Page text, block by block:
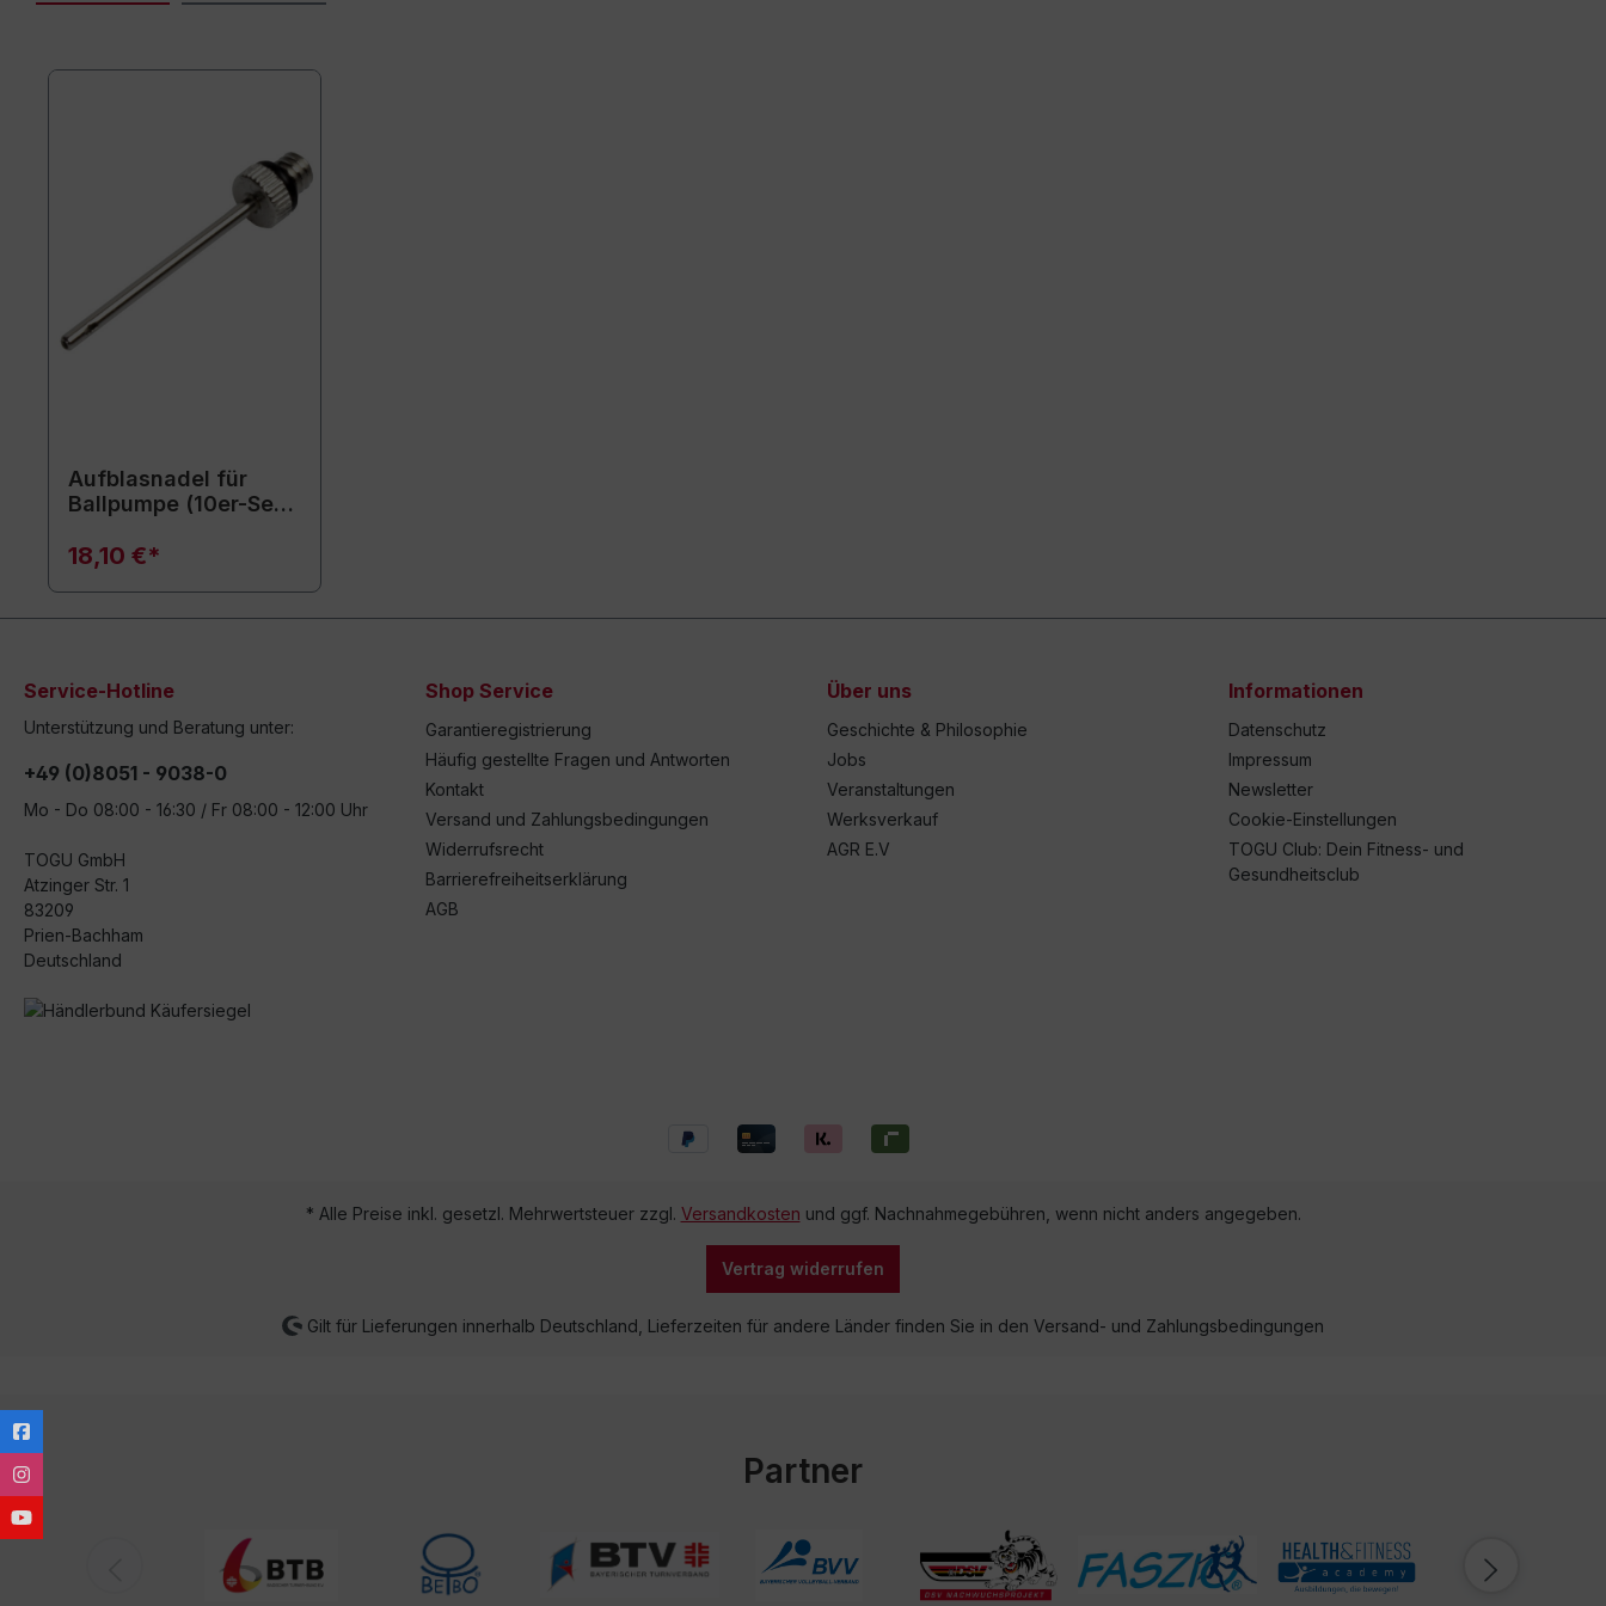
Aufblasnadel für
Ballpumpe (10er-Set)
18,10 €*
Service-Hotline
Unterstützung und Beratung unter:
+49 (0)8051 - 9038-0
Mo - Do 08:00 - 16:30 / Fr 08:00 - 12:00 Uhr
TOGU GmbH
Atzinger Str. 1
83209
Prien-Bachham
Deutschland
Shop Service
Garantieregistrierung
Häufig gestellte Fragen und Antworten
Kontakt
Versand und Zahlungsbedingungen
Widerrufsrecht
Barrierefreiheitserklärung
AGB
Über uns
Geschichte & Philosophie
Jobs
Veranstaltungen
Werksverkauf
AGR E.V
Informationen
Datenschutz
Impressum
Newsletter
Cookie-Einstellungen
TOGU Club: Dein Fitness- und
Gesundheitsclub
* Alle Preise inkl. gesetzl. Mehrwertsteuer zzgl. Versandkosten und ggf. Nachnahmegebühren, wenn nicht anders angegeben.
Vertrag widerrufen
Gilt für Lieferungen innerhalb Deutschland, Lieferzeiten für andere Länder finden Sie in den Versand- und Zahlungsbedingungen
Partner